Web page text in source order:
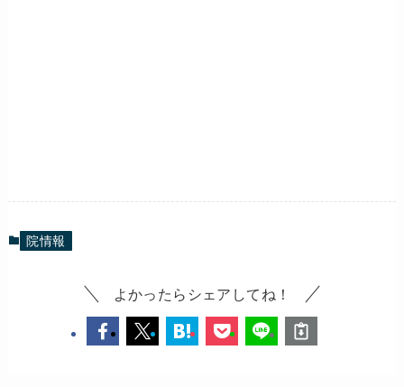
院情報
よかったらシェアしてね！